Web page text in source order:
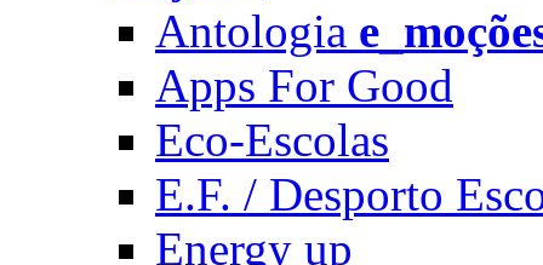
Antologia
Apps For Good
Eco-Escolas
E.F. / Desporto
Energy up